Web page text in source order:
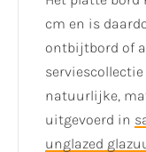
cm en is
ontbijtbord of
natuurlijke,
uitgevoerd in
unglazed